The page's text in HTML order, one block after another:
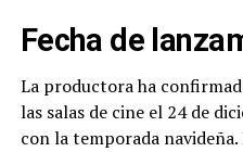
Fecha de
La productora ha
las salas de cine el 24 de
con la temporada